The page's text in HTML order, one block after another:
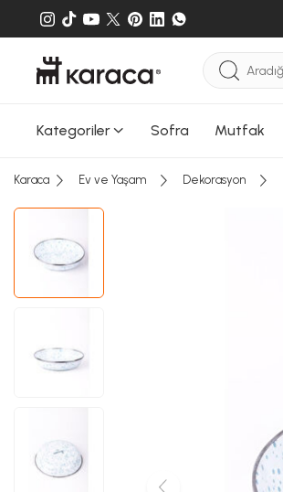
Kategoriler Sofra Mutfak
Karaca Ev ve Yaşam Dekorasyon